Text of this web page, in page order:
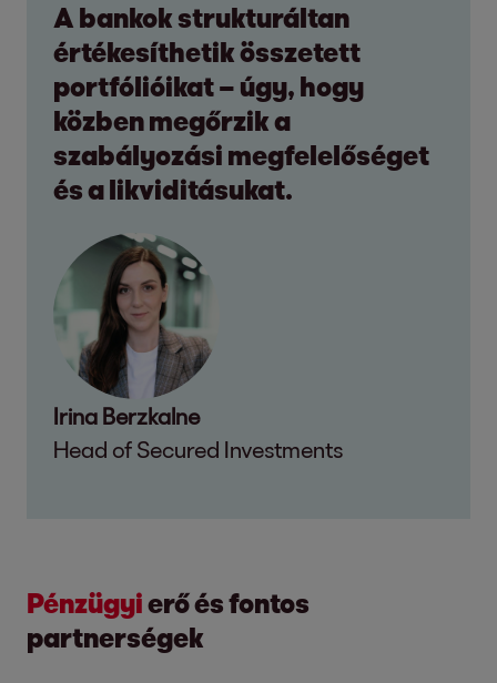
A bankok strukturáltan
értékesíthetik összetett
portfólióikat – úgy, hogy
közben megőrzik a
szabályozási megfelelőséget
és a likviditásukat.
Irina Berzkalne
Head of Secured Investments
Pénzügyierő és fontos
partnerségek